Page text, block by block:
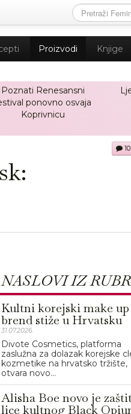
Proizvodi Knjige
Poznati Renesansni
ponovno osvaja
Koprivnicu
10
NASLOVI IZ
Kultni korejski make up
brend stiže u Hrvatsku
31.07.2026.
Divote Cosmetics, platforma
zaslužna za dolazak korejske
kozmetike na hrvatsko tržište,
otvara novo...
Alisha Boe novo je
lice kultnog Black